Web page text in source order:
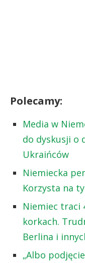
Polecamy:
Media w
do dyskusji o
Ukraińców
Niemiecka
Korzysta na
Niemiec traci
korkach.
Berlina i
„Albo